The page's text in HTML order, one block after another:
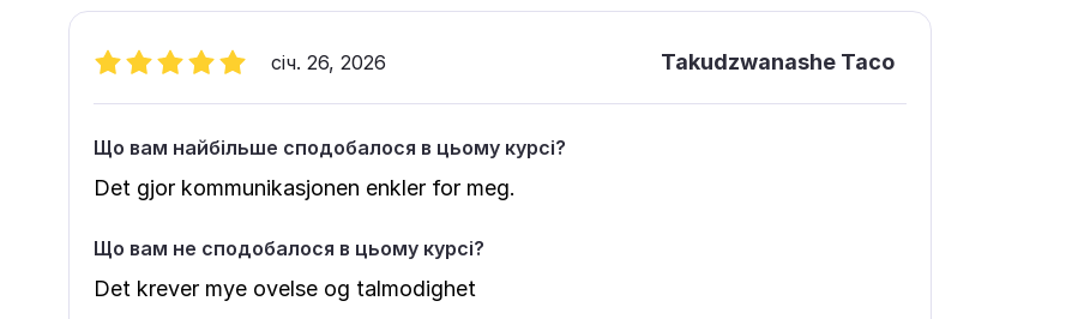
січ. 26, 2026 Takudzwanashe Taco
Що вам найбільше сподобалося в цьому курсі?
Det gjor kommunikasjonen enkler for meg.
Що вам не сподобалося в цьому курсі?
Det krever mye ovelse og talmodighet